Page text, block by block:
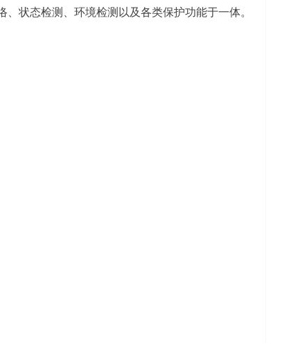
状态检测、环境检测以及各类保护功能于一体。